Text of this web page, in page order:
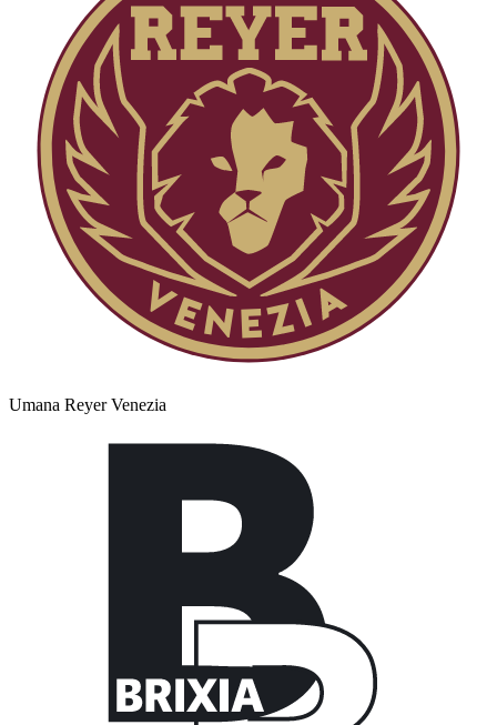
Umana Reyer Venezia